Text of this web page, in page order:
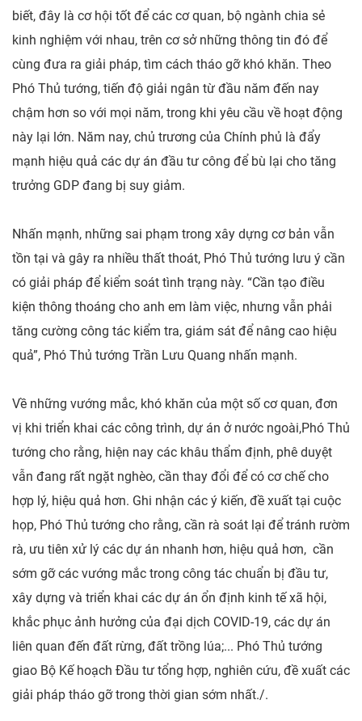
biết, đây là cơ hội tốt để các cơ quan, bộ ngành chia sẻ
kinh nghiệm với nhau, trên cơ sở những thông tin đó để
cùng đưa ra giải pháp, tìm cách tháo gỡ khó khăn. Theo
Phó Thủ tướng, tiến độ giải ngân từ đầu năm đến nay
chậm hơn so với mọi năm, trong khi yêu cầu về hoạt động
này lại lớn. Năm nay, chủ trương của Chính phủ là đẩy
mạnh hiệu quả các dự án đầu tư công để bù lại cho tăng
trưởng GDP đang bị suy giảm.
Nhấn mạnh, những sai phạm trong xây dựng cơ bản vẫn
tồn tại và gây ra nhiều thất thoát, Phó Thủ tướng lưu ý cần
có giải pháp để kiểm soát tình trạng này. “Cần tạo điều
kiện thông thoáng cho anh em làm việc, nhưng vẫn phải
tăng cường công tác kiểm tra, giám sát để nâng cao hiệu
quả”, Phó Thủ tướng Trần Lưu Quang nhấn mạnh.
Về những vướng mắc, khó khăn của một số cơ quan, đơn
vị khi triển khai các công trình, dự án ở nước ngoài,Phó Thủ
tướng cho rằng, hiện nay các khâu thẩm định, phê duyệt
vẫn đang rất ngặt nghèo, cần thay đổi để có cơ chế cho
hợp lý, hiệu quả hơn. Ghi nhận các ý kiến, đề xuất tại cuộc
họp, Phó Thủ tướng cho rằng, cần rà soát lại để tránh rườm
rà, ưu tiên xử lý các dự án nhanh hơn, hiệu quả hơn, cần
sớm gỡ các vướng mắc trong công tác chuẩn bị đầu tư,
xây dựng và triển khai các dự án ổn định kinh tế xã hội,
khắc phục ảnh hưởng của đại dịch COVID-19, các dự án
liên quan đến đất rừng, đất trồng lúa;... Phó Thủ tướng
giao Bộ Kế hoạch Đầu tư tổng hợp, nghiên cứu, đề xuất các
giải pháp tháo gỡ trong thời gian sớm nhất./.